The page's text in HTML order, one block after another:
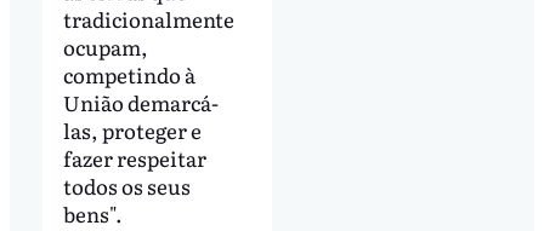
tradicionalmente
ocupam,
competindo à
União demarcá-
las, proteger e
fazer respeitar
todos os seus
bens".